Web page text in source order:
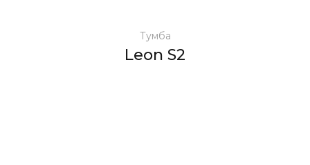
Тумба
Leon S2